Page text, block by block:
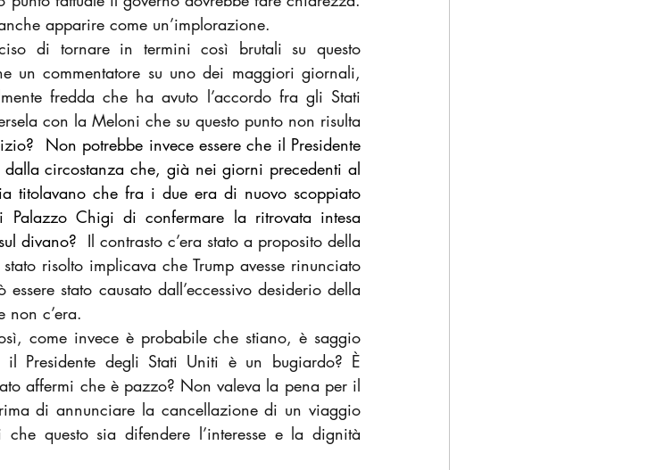
apparire come un’implorazione.
di tornare in termini così brutali su questo
un commentatore su uno dei maggiori giornali,
fredda che ha avuto l’accordo fra gli Stati
con la Meloni che su questo punto non risulta
Non potrebbe invece essere che il Presidente
circostanza che, già nei giorni precedenti al
titolavano che fra i due era di nuovo scoppiato
Palazzo Chigi di confermare la ritrovata intesa
divano? Il contrasto c’era stato a proposito della
risolto implicava che Trump avesse rinunciato
stato causato dall’eccessivo desiderio della
non c’era.
come invece è probabile che stiano, è saggio
Presidente degli Stati Uniti è un bugiardo? È
affermi che è pazzo? Non valeva la pena per il
di annunciare la cancellazione di un viaggio
questo sia difendere l’interesse e la dignità